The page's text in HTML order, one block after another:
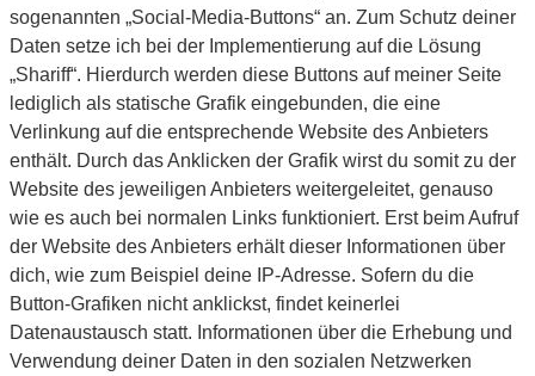
sogenannten „Social-Media-Buttons“ an. Zum Schutz deiner
Daten setze ich bei der Implementierung auf die Lösung
„Shariff“. Hierdurch werden diese Buttons auf meiner Seite
lediglich als statische Grafik eingebunden, die eine
Verlinkung auf die entsprechende Website des Anbieters
enthält. Durch das Anklicken der Grafik wirst du somit zu der
Website des jeweiligen Anbieters weitergeleitet, genauso
wie es auch bei normalen Links funktioniert. Erst beim Aufruf
der Website des Anbieters erhält dieser Informationen über
dich, wie zum Beispiel deine IP-Adresse. Sofern du die
Button-Grafiken nicht anklickst, findet keinerlei
Datenaustausch statt. Informationen über die Erhebung und
Verwendung deiner Daten in den sozialen Netzwerken